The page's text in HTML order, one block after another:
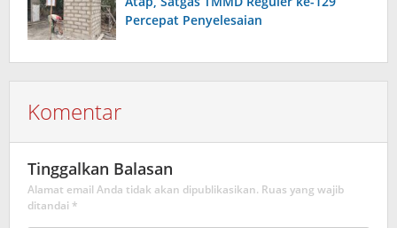
Percepat Penyelesaian
Komentar
Tinggalkan Balasan
Alamat email Anda tidak akan dipublikasikan. Ruas yang wajib
ditandai *